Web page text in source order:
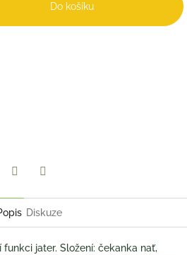
Do košíku
Diskuze
jater. Složení: čekanka nať,